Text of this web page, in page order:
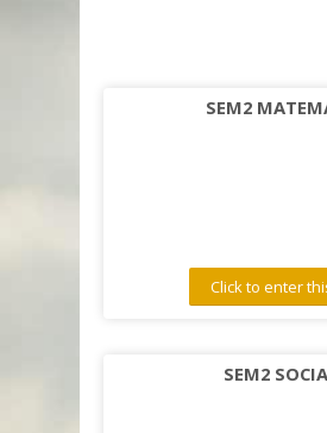
SEM2
Click to enter
SEM2